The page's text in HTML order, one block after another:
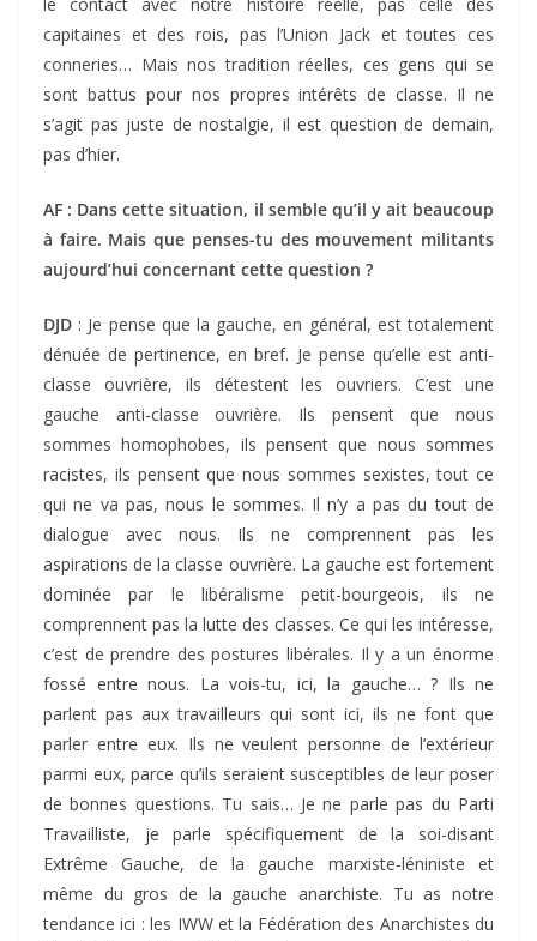
capitaines et des rois, pas l’Union Jack et toutes ces
conneries… Mais nos tradition réelles, ces gens qui se
sont battus pour nos propres intérêts de classe. Il ne
s’agit pas juste de nostalgie, il est question de demain,
pas d’hier.
AF : Dans cette situation, il semble qu’il y ait beaucoup
à faire. Mais que penses-tu des mouvement militants
aujourd’hui concernant cette question ?
DJD : Je pense que la gauche, en général, est totalement
dénuée de pertinence, en bref. Je pense qu’elle est anti-
classe ouvrière, ils détestent les ouvriers. C’est une
gauche anti-classe ouvrière. Ils pensent que nous
sommes homophobes, ils pensent que nous sommes
racistes, ils pensent que nous sommes sexistes, tout ce
qui ne va pas, nous le sommes. Il n’y a pas du tout de
dialogue avec nous. Ils ne comprennent pas les
aspirations de la classe ouvrière. La gauche est fortement
dominée par le libéralisme petit-bourgeois, ils ne
comprennent pas la lutte des classes. Ce qui les intéresse,
c’est de prendre des postures libérales. Il y a un énorme
fossé entre nous. La vois-tu, ici, la gauche… ? Ils ne
parlent pas aux travailleurs qui sont ici, ils ne font que
parler entre eux. Ils ne veulent personne de l’extérieur
parmi eux, parce qu’ils seraient susceptibles de leur poser
de bonnes questions. Tu sais… Je ne parle pas du Parti
Travailliste, je parle spécifiquement de la soi-disant
Extrême Gauche, de la gauche marxiste-léniniste et
même du gros de la gauche anarchiste. Tu as notre
tendance ici : les IWW et la Fédération des Anarchistes du